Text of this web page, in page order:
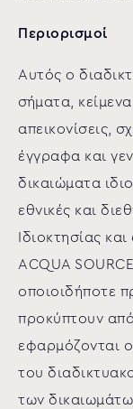
Περιορισμοί
Αυτός ο
σήματα,
απεικονίσεις,
έγγραφα και
δικαιώματα
εθνικές και
Ιδιοκτησίας
ACQUA
οποιοιδήποτε
προκύπτουν
εφαρμόζονται
του
των